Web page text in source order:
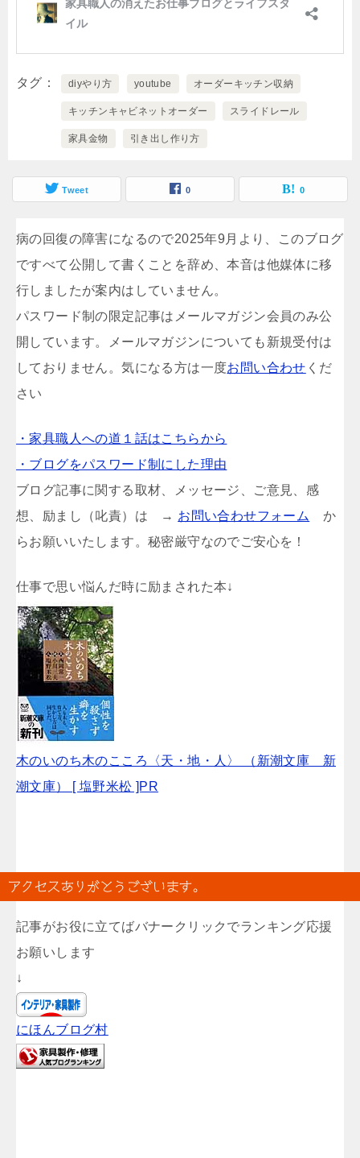
タグ diyやり方 youtube オーダーキッチン収納
キッチンキャビネットオーダー スライドレール
家具金物 引き出し作り方
Tweet 0 0
病の回復の障害になるので2025年9月より、このブログ
ですべて公開して書くことを辞め、本音は他媒体に移
行しましたが案内はしていません。
パスワード制の限定記事はメールマガジン会員のみ公
開しています。メールマガジンについても新規受付は
しておりません。気になる方は一度お問い合わせ くだ
さい
・家具職人への道１話はこちらから
・ブログをパスワード制にした理由
ブログ記事に関する取材、メッセージ、ご意見、感
想、励まし（叱責）は → お問い合わせフォーム
か
らお願いいたします。秘密厳守なのでご安心を！
仕事で思い悩んだ時に励まされた本↓
木のいのち木のこころ〈天・地・人〉 （新潮文庫 新
潮文庫） [ 塩野米松 ]PR
アクセスありがとうございます。
記事がお役に立てばバナークリックでランキング応援
お願いします
↓
にほんブログ村